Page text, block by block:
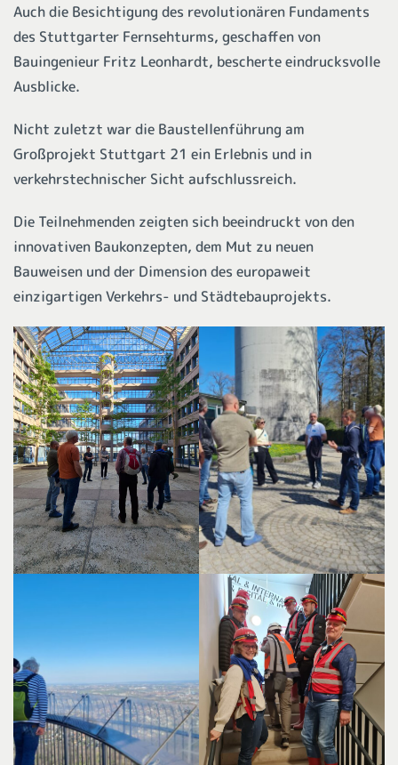
Auch die Besichtigung des revolutionären Fundaments
des Stuttgarter Fernsehturms, geschaffen von
Bauingenieur Fritz Leonhardt, bescherte eindrucksvolle
Ausblicke.
Nicht zuletzt war die Baustellenführung am
Großprojekt Stuttgart 21 ein Erlebnis und in
verkehrstechnischer Sicht aufschlussreich.
Die Teilnehmenden zeigten sich beeindruckt von den
innovativen Baukonzepten, dem Mut zu neuen
Bauweisen und der Dimension des europaweit
einzigartigen Verkehrs- und Städtebauprojekts.